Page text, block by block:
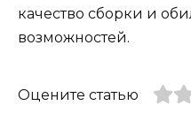
качество сборки и
возможностей.
Оцените статью